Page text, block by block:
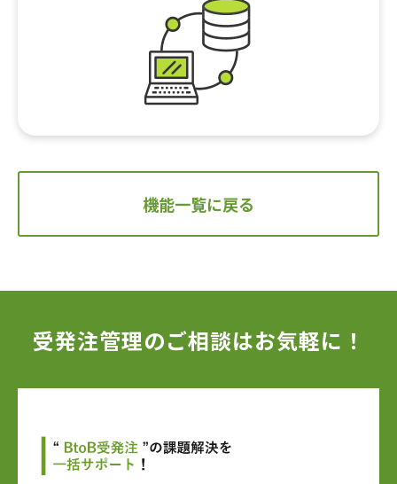
機能一覧に戻る
受発注管理のご相談はお気軽に！